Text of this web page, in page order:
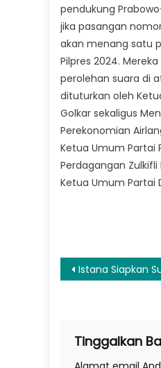
pendukung
jika pasangan
akan menang satu
Pilpres 2024.
perolehan suara di
dituturkan oleh
Golkar sekaligus
Perekonomian
Ketua Umum Partai
Perdagangan Zulkifli
Ketua Umum Partai
Navigasi
Istana Siapkan Surat Pemberhentian Sementara Ketua
Tinggalkan